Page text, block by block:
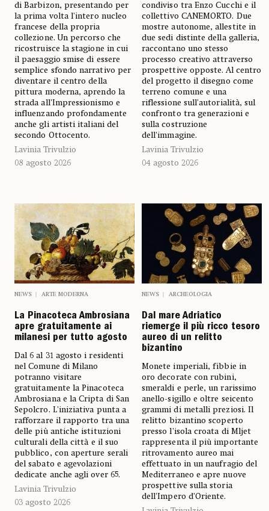
di Barbizon, presentando per
la prima volta l'intero nucleo
francese della propria
collezione. Un percorso che
ricostruisce la stagione in cui
il paesaggio smise di essere
semplice sfondo narrativo per
diventare il centro della
pittura moderna, aprendo la
strada all'Impressionismo e
influenzando profondamente
anche gli artisti italiani del
secondo Ottocento.
Lavinia Trivulzio
08 agosto 2026
condiviso tra Enzo Cucchi e il
collettivo CANEMORTO. Due
mostre autonome, allestite in
due sedi distinte della galleria,
raccontano uno stesso
processo creativo attraverso
prospettive opposte. Al centro
del progetto il disegno come
terreno comune e una
riflessione sull'autorialità, sul
confronto tra generazioni e
sulla costruzione
dell'immagine.
Lavinia Trivulzio
04 agosto 2026
NEWS ARTE MODERNA
La Pinacoteca Ambrosiana
apre gratuitamente ai
milanesi per tutto agosto
Dal 6 al 31 agosto i residenti
nel Comune di Milano
potranno visitare
gratuitamente la Pinacoteca
Ambrosiana e la Cripta di San
Sepolcro. L'iniziativa punta a
rafforzare il rapporto tra una
delle più antiche istituzioni
culturali della città e il suo
pubblico, con aperture serali
del sabato e agevolazioni
dedicate anche agli over 65.
Lavinia Trivulzio
03 agosto 2026
NEWS ARCHEOLOGIA
Dal mare Adriatico
riemerge il più ricco tesoro
aureo di un relitto
bizantino
Monete imperiali, fibbie in
oro decorate con rubini,
smeraldi e perle, un rarissimo
anello-sigillo e oltre seicento
grammi di metalli preziosi. Il
relitto bizantino scoperto
presso l'isola croata di Mljet
rappresenta il più importante
ritrovamento aureo mai
effettuato in un naufragio del
Mediterraneo e apre nuove
prospettive sulla storia
dell'Impero d'Oriente.